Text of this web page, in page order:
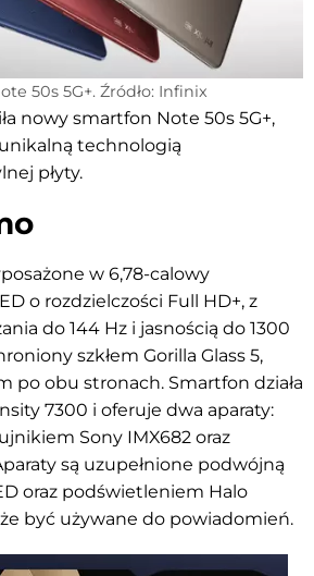
50s 5G+. Źródło: Infinix
nowy smartfon Note 50s 5G+,
technologią
płyty.
w 6,78-calowy
o rozdzielczości Full HD+, z
do 144 Hz i jasnością do 1300
szkłem Gorilla Glass 5,
po obu stronach. Smartfon działa
7300 i oferuje dwa aparaty:
Sony IMX682 oraz
są uzupełnione podwójną
oraz podświetleniem Halo
być używane do powiadomień.